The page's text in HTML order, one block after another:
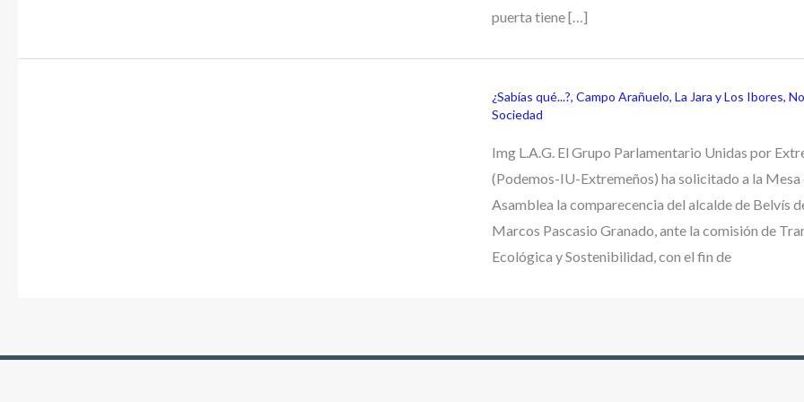
puerta tiene […]
¿Sabías qué...?, Campo Arañuelo, La Jara y Los Ibores,
Sociedad
Img L.A.G. El Grupo Parlamentario Unidas por
(Podemos-IU-Extremeños) ha solicitado a la Mesa
Asamblea la comparecencia del alcalde de Belvís
Marcos Pascasio Granado, ante la comisión de
Ecológica y Sostenibilidad, con el fin de